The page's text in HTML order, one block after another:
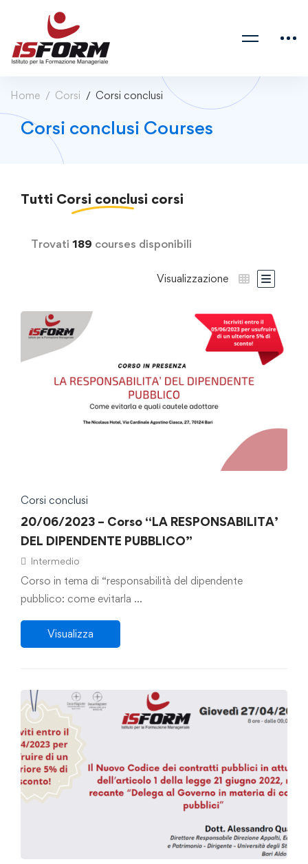
Home Corsi Corsi conclusi
Corsi conclusi Courses
Tutti Corsi conclusi corsi
Trovati 189 courses disponibili
Visualizzazione
Corsi conclusi
20/06/2023 – Corso “LA RESPONSABILITA’
DEL DIPENDENTE PUBBLICO”
Intermedio
Corso in tema di “responsabilità del dipendente
pubblico: come evitarla …
Visualizza